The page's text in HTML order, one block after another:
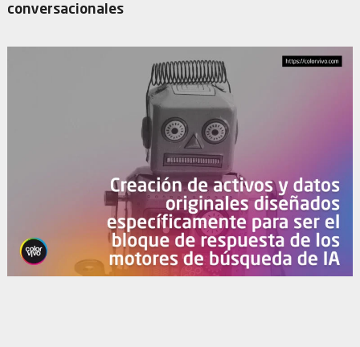
conversacionales